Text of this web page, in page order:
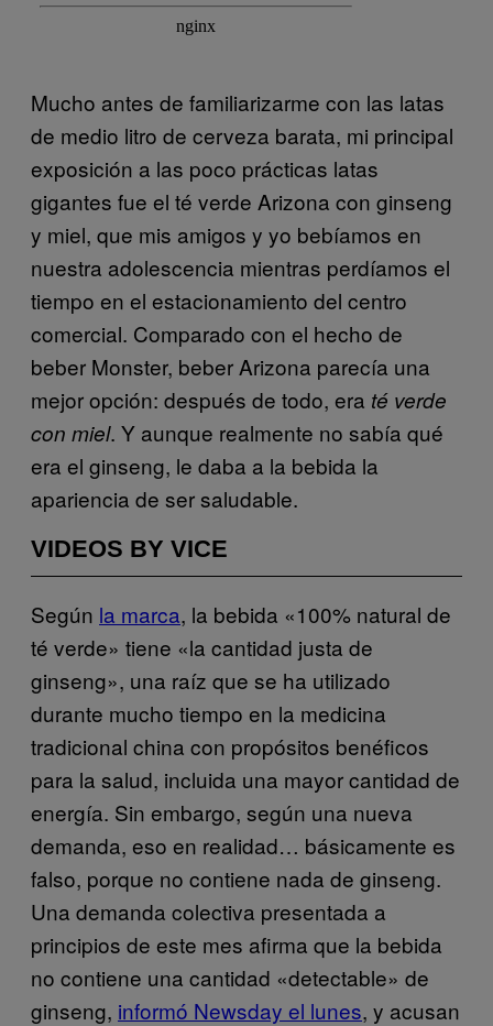
Mucho antes de familiarizarme con las latas
de medio litro de cerveza barata, mi principal
exposición a las poco prácticas latas
gigantes fue el té verde Arizona con ginseng
y miel, que mis amigos y yo bebíamos en
nuestra adolescencia mientras perdíamos el
tiempo en el estacionamiento del centro
comercial. Comparado con el hecho de
beber Monster, beber Arizona parecía una
mejor opción: después de todo, era té verde
con miel. Y aunque realmente no sabía qué
era el ginseng, le daba a la bebida la
apariencia de ser saludable.
VIDEOS BY VICE
Según la marca, la bebida «100% natural de
té verde» tiene «la cantidad justa de
ginseng», una raíz que se ha utilizado
durante mucho tiempo en la medicina
tradicional china con propósitos benéficos
para la salud, incluida una mayor cantidad de
energía. Sin embargo, según una nueva
demanda, eso en realidad… básicamente es
falso, porque no contiene nada de ginseng.
Una demanda colectiva presentada a
principios de este mes afirma que la bebida
no contiene una cantidad «detectable» de
ginseng, informó Newsday el lunes, y acusan